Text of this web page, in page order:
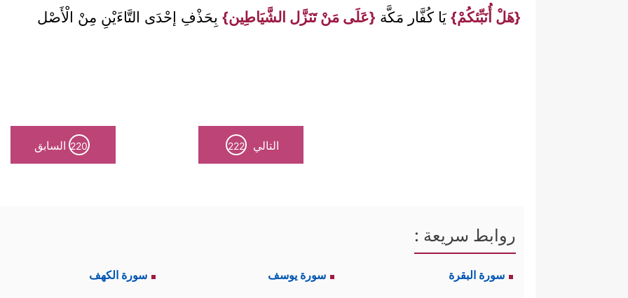
{هَلْ أُنَبِّئكُمْ} يَا كُفَّار مَكَّة {عَلَى مَنْ تَنَزَّل الشَّيَاطِين} بِحَذْفِ إحْدَى التَّاءَيْنِ مِنْ الْأَصْل
التالي 222
220 السابق
روابط سريعة :
سورة البقرة سورة يوسف سورة الكهف